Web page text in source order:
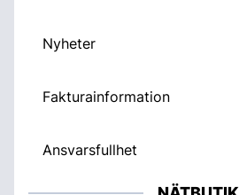
Nyheter
Fakturainformation
Ansvarsfullhet